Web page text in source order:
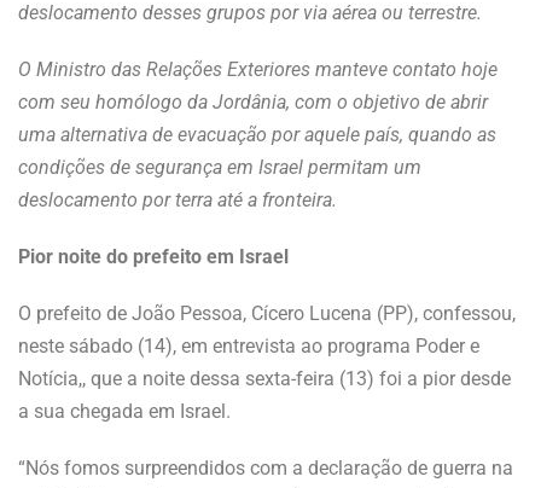
deslocamento desses grupos por via aérea ou terrestre.
O Ministro das Relações Exteriores manteve contato hoje
com seu homólogo da Jordânia, com o objetivo de abrir
uma alternativa de evacuação por aquele país, quando as
condições de segurança em Israel permitam um
deslocamento por terra até a fronteira.
Pior noite do prefeito em Israel
O prefeito de João Pessoa, Cícero Lucena (PP), confessou,
neste sábado (14), em entrevista ao programa Poder e
Notícia,, que a noite dessa sexta-feira (13) foi a pior desde
a sua chegada em Israel.
“Nós fomos surpreendidos com a declaração de guerra na